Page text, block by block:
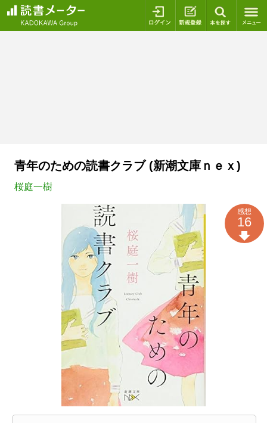
ログイン 新規登録
青年のための読書クラブ (新潮文庫ｎｅｘ)
桜庭一樹
感想
16